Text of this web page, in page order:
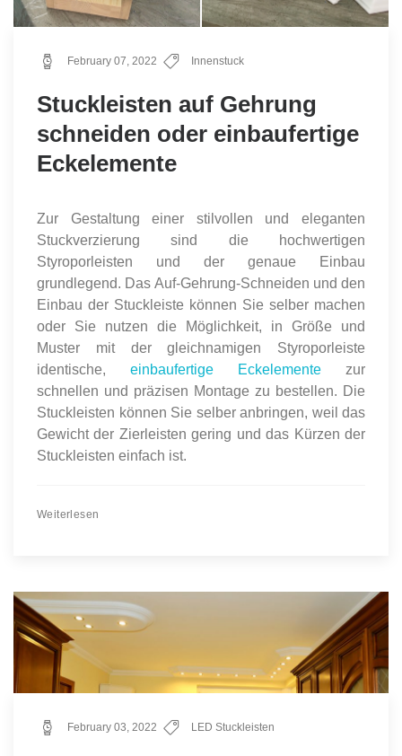
February 07, 2022 Innenstuck
Stuckleisten auf Gehrung
schneiden oder einbaufertige
Eckelemente
Zur Gestaltung einer stilvollen und eleganten
Stuckverzierung sind die hochwertigen
Styroporleisten und der genaue Einbau
grundlegend. Das Auf-Gehrung-Schneiden und den
Einbau der Stuckleiste können Sie selber machen
oder Sie nutzen die Möglichkeit, in Größe und
Muster mit der gleichnamigen Styroporleiste
identische, einbaufertige Eckelemente zur
schnellen und präzisen Montage zu bestellen. Die
Stuckleisten können Sie selber anbringen, weil das
Gewicht der Zierleisten gering und das Kürzen der
Stuckleisten einfach ist.
Weiterlesen
February 03, 2022 LED Stuckleisten